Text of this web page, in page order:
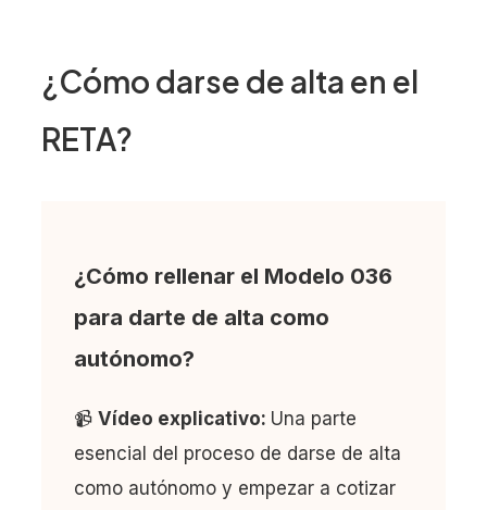
¿Cómo darse de alta en el
RETA?
¿Cómo rellenar el Modelo 036
para darte de alta como
autónomo?
📹 Vídeo explicativo: Una parte
esencial del proceso de darse de alta
como autónomo y empezar a cotizar